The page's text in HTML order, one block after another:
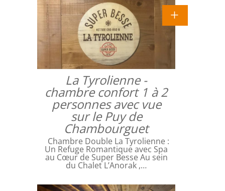
La Tyrolienne -
chambre confort 1 à 2
personnes avec vue
sur le Puy de
Chambourguet
Chambre Double La Tyrolienne :
Un Refuge Romantique avec Spa
au Cœur de Super Besse Au sein
du Chalet L’Anorak ,…